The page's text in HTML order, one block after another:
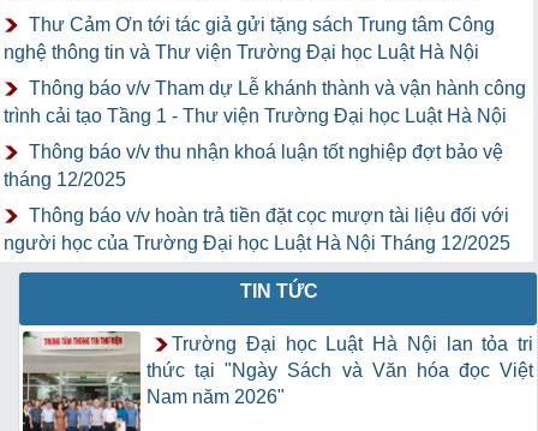
Thư Cảm Ơn tới tác giả gửi tặng sách Trung tâm Công
nghệ thông tin và Thư viện Trường Đại học Luật Hà Nội
Thông báo v/v Tham dự Lễ khánh thành và vận hành công
trình cải tạo Tầng 1 - Thư viện Trường Đại học Luật Hà Nội
Thông báo v/v thu nhận khoá luận tốt nghiệp đợt bảo vệ
tháng 12/2025
Thông báo v/v hoàn trả tiền đặt cọc mượn tài liệu đối với
người học của Trường Đại học Luật Hà Nội Tháng 12/2025
TIN TỨC
Trường Đại học Luật Hà Nội lan tỏa tri
thức tại "Ngày Sách và Văn hóa đọc Việt
Nam năm 2026"